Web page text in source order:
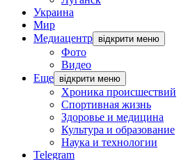
Украина
Мир
Медиацентр відкрити меню
Фото
Видео
Еще відкрити меню
Хроника происшествий
Спортивная жизнь
Здоровье и медицина
Культура и образование
Наука и технологии
Telegram